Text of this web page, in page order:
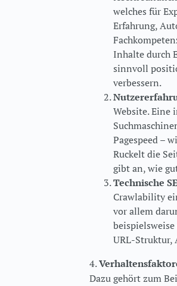
welches für
Erfahrung,
Inhalte durch
sinnvoll
verbessern.
Website. Eine
Pagespeed –
Ruckelt die
gibt an, wie
Technische
Crawlability
vor allem
URL-Struktur,
4.
Dazu gehört zum